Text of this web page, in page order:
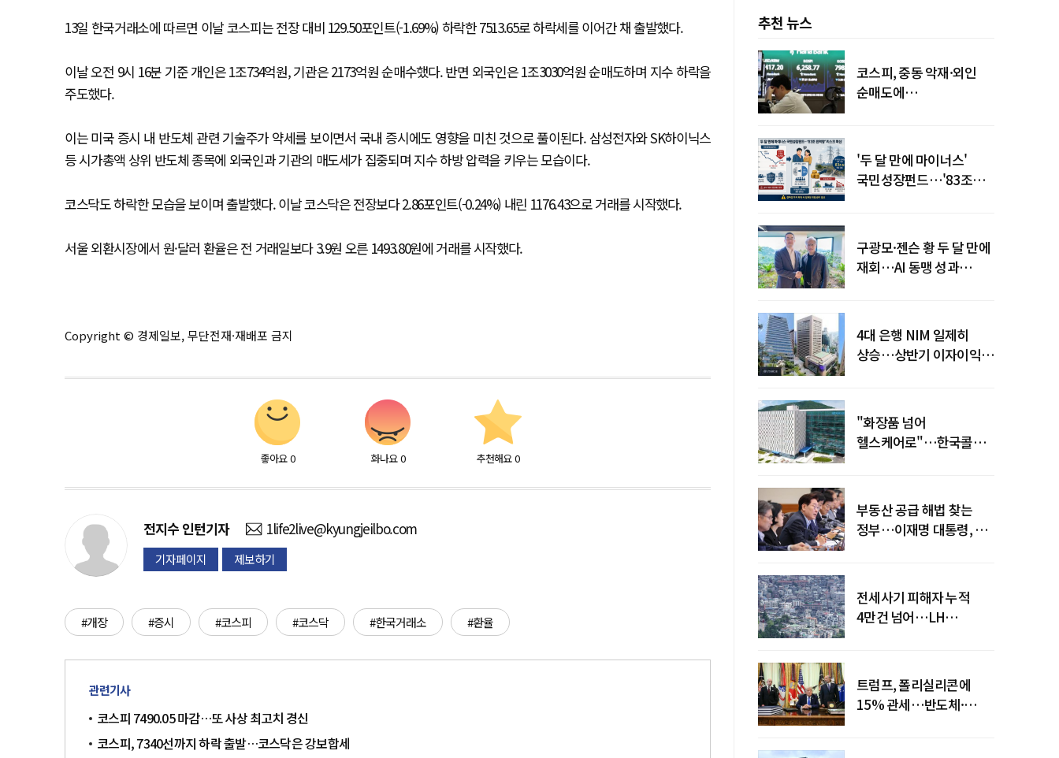
13일 한국거래소에 따르면 이날 코스피는 전장 대비 129.50포인트(-1.69%) 하락한 7513.65로 하락세를 이어간 채 출발했다.
이날 오전 9시 16분 기준 개인은 1조734억원, 기관은 2173억원 순매수했다. 반면 외국인은 1조3030억원 순매도하며 지수 하락을
주도했다.
이는 미국 증시 내 반도체 관련 기술주가 약세를 보이면서 국내 증시에도 영향을 미친 것으로 풀이된다. 삼성전자와 SK하이닉스
등 시가총액 상위 반도체 종목에 외국인과 기관의 매도세가 집중되며 지수 하방 압력을 키우는 모습이다.
코스닥도 하락한 모습을 보이며 출발했다. 이날 코스닥은 전장보다 2.86포인트(-0.24%) 내린 1176.43으로 거래를 시작했다.
서울 외환시장에서 원·달러 환율은 전 거래일보다 3.9원 오른 1493.80원에 거래를 시작했다.
Copyright © 경제일보, 무단전재·재배포 금지
좋아요 0 화나요 0 추천해요 0
전지수 인턴기자 1life2live@kyungjeilbo.com
기자페이지 제보하기
#개장 #증시 #코스피 #코스닥 #한국거래소 #환율
관련기사
코스피 7490.05 마감…또 사상 최고치 경신
코스피, 7340선까지 하락 출발…코스닥은 강보합세
추천 뉴스
코스피, 중동 악재·외인
순매도에
'두 달 만에 마이너스'
국민성장펀드…'83조
구광모·젠슨 황 두 달 만에
재회…AI 동맹 성과
4대 은행 NIM 일제히
상승…상반기 이자이익
"화장품 넘어
헬스케어로"…한국콜마,
부동산 공급 해법 찾는
정부…이재명 대통령, 2차
전세사기 피해자 누적
4만건 넘어…LH
트럼프, 폴리실리콘에
15% 관세…반도체·